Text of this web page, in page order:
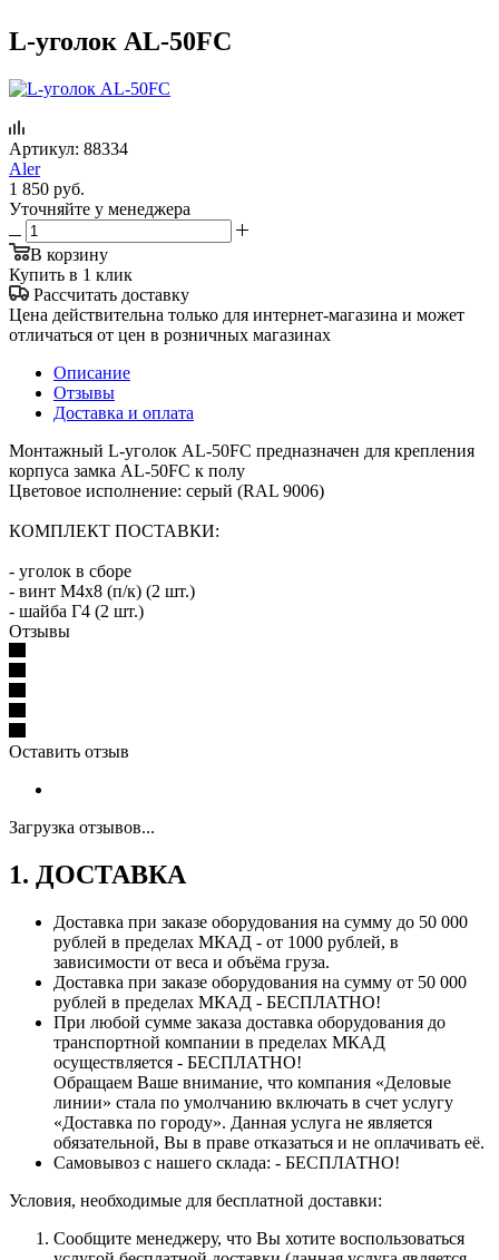
L-уголок AL-50FC
Артикул: 88334
Aler
1 850 руб.
Уточняйте у менеджера
В корзину
Купить в 1 клик
Рассчитать доставку
Цена действительна только для интернет-магазина и может
отличаться от цен в розничных магазинах
Описание
Отзывы
Доставка и оплата
Монтажный L-уголок AL-50FC предназначен для крепления
корпуса замка AL-50FС к полу
Цветовое исполнение: cерый (RAL 9006)
КОМПЛЕКТ ПОСТАВКИ:
- уголок в сборе
- винт М4х8 (п/к) (2 шт.)
- шайба Г4 (2 шт.)
Отзывы
Оставить отзыв
Загрузка отзывов...
1. ДОСТАВКА
Доставка при заказе оборудования на сумму до 50 000
рублей в пределах МКАД - от 1000 рублей, в
зависимости от веса и объёма груза.
Доставка при заказе оборудования на сумму от 50 000
рублей в пределах МКАД - БЕСПЛАТНО!
При любой сумме заказа доставка оборудования до
транспортной компании в пределах МКАД
осуществляется - БЕСПЛАТНО!
Обращаем Ваше внимание, что компания «Деловые
линии» стала по умолчанию включать в счет услугу
«Доставка по городу». Данная услуга не является
обязательной, Вы в праве отказаться и не оплачивать её.
Самовывоз с нашего склада: - БЕСПЛАТНО!
Условия, необходимые для бесплатной доставки:
Сообщите менеджеру, что Вы хотите воспользоваться